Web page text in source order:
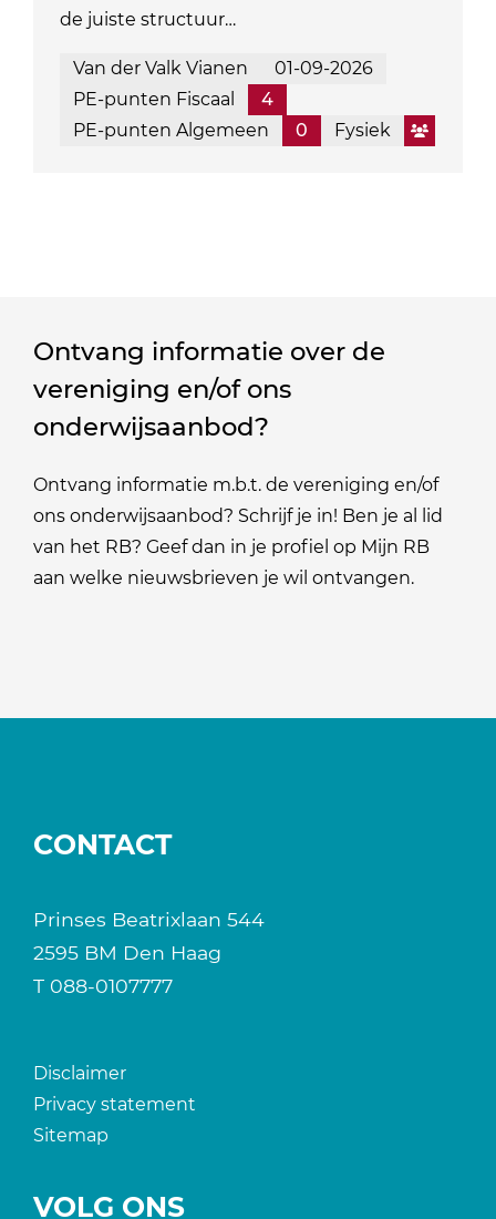
de juiste structuur…
Van der Valk Vianen
01-09-2026
PE-punten Fiscaal
4
PE-punten Algemeen
0 Fysiek
Ontvang informatie over de
vereniging en/of ons
onderwijsaanbod?
Ontvang informatie m.b.t. de vereniging en/of
ons onderwijsaanbod? Schrijf je in! Ben je al lid
van het RB? Geef dan in je profiel op Mijn RB
aan welke nieuwsbrieven je wil ontvangen.
CONTACT
Prinses Beatrixlaan 544
2595 BM Den Haag
T 088-0107777
Disclaimer
Privacy statement
Sitemap
VOLG ONS